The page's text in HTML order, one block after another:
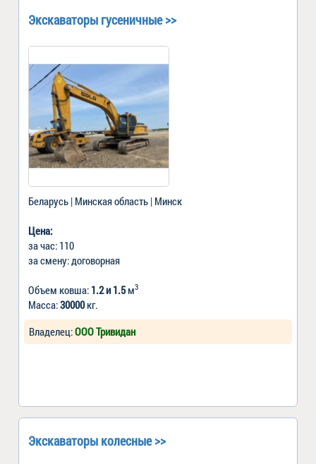
Экскаваторы гусеничные >>
Беларусь | Минская область | Минск
Цена:
за час: 110
за смену: договорная
Объем ковша: 1.2 и 1.5м3
Масса:30000кг.
Владелец:ООО Тривидан
Экскаваторы колесные >>